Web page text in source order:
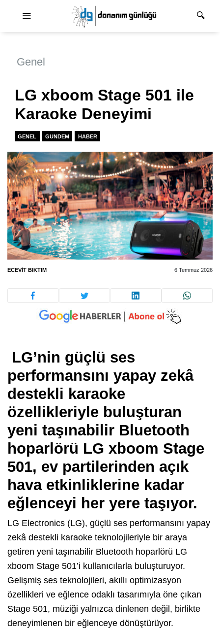
Genel
LG xboom Stage 501 ile
Karaoke Deneyimi
GENEL GUNDEM HABER
ECEVIT BIKTIM 6 Temmuz 2026
LG’nin güçlü ses
performansını yapay zekâ
destekli karaoke
özellikleriyle buluşturan
yeni taşınabilir Bluetooth
hoparlörü LG xboom Stage
501, ev partilerinden açık
hava etkinliklerine kadar
eğlenceyi her yere taşıyor.
LG Electronics (LG), güçlü ses performansını yapay
zekâ destekli karaoke teknolojileriyle bir araya
getiren yeni taşınabilir Bluetooth hoparlörü LG
xboom Stage 501’i kullanıcılarla buluşturuyor.
Gelişmiş ses teknolojileri, akıllı optimizasyon
özellikleri ve eğlence odaklı tasarımıyla öne çıkan
Stage 501, müziği yalnızca dinlenen değil, birlikte
deneyimlenen bir eğlenceye dönüştürüyor.